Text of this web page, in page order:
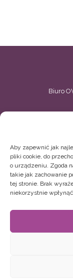
Aby zapewnić jak
pliki cookie, do
o urządzeniu. Zgoda
takie jak zachowanie
tej stronie. Brak
niekorzystnie
Biuro
33 496 02
BIELSKIE